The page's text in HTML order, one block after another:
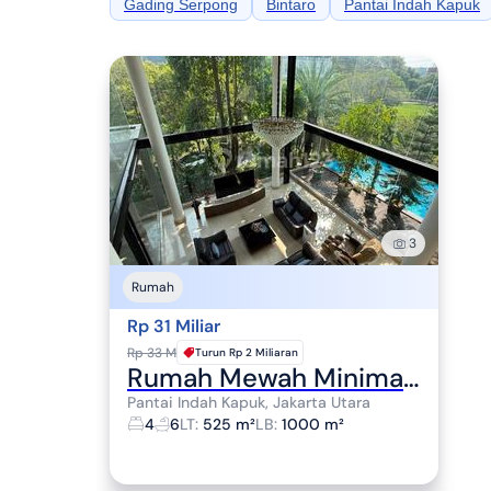
Gading Serpong Bintaro Pantai Indah Kapuk
3
Rumah
Rp 31 Miliar
Rp 33 M Turun Rp 2 Miliaran
Rumah Mewah Minimalis Katamaran Indah Pik 525M2 Hoek Pik Pantai Indah Kapuk
Pantai Indah Kapuk, Jakarta Utara
4
6LT: 525 m²LB: 1000 m²